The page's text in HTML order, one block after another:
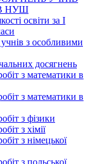
НУШ
освіти за І
з особливими
досягнень
з математики в
з математики в
з фізики
з хімії
з німецької
з польської